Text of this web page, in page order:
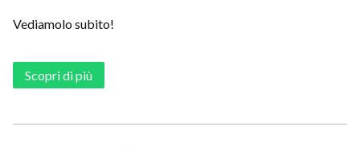
Vediamolo subito!
Scopri di più